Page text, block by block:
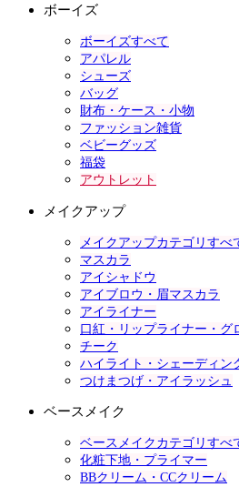
ボーイズ
ボーイズすべて
アパレル
シューズ
バッグ
財布・ケース・小物
ファッション雑貨
ベビーグッズ
福袋
アウトレット
メイクアップ
メイクアップカテゴリすべ
マスカラ
アイシャドウ
アイブロウ・眉マスカラ
アイライナー
口紅・リップライナー・グ
チーク
ハイライト・シェーディン
つけまつげ・アイラッシュ
ベースメイク
ベースメイクカテゴリすべ
化粧下地・プライマー
BBクリーム・CCクリーム